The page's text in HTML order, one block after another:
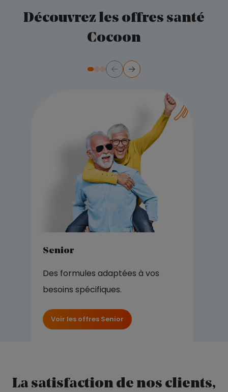
Découvrez les offres santé
Cocoon
Diapositive numéro 1
Diapositive numéro 2
Diapositive numéro 3
Précédent
Suivant
Senior
Des formules adaptées à vos
besoins spécifiques.
Voir les offres Senior
La satisfaction de nos clients,